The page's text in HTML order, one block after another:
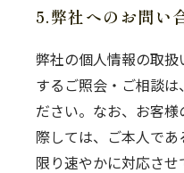
5.弊社へのお問い
弊社の個人情報の取
するご照会・ご相談は、
ださい。なお、お客
際しては、ご本人で
限り速やかに対応させ